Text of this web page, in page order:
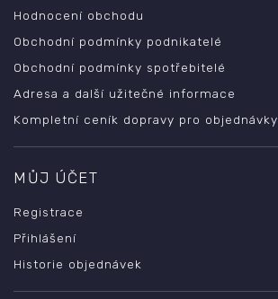
Hodnocení obchodu
Obchodní podmínky podnikatelé
Obchodní podmínky spotřebitelé
Adresa a další užitečné informace
Kompletní ceník dopravy pro objednávky
MŮJ ÚČET
Registrace
Přihlášení
Historie objednávek